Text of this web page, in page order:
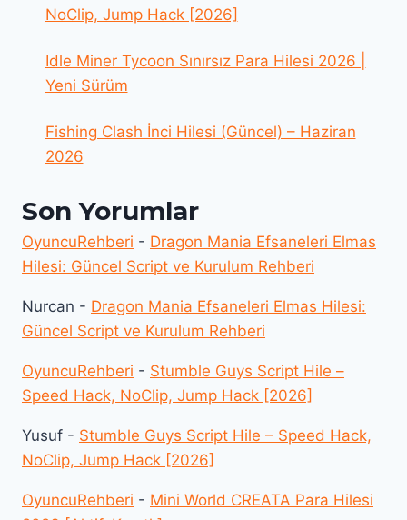
NoClip, Jump Hack [2026]
Idle Miner Tycoon Sınırsız Para Hilesi 2026 |
Yeni Sürüm
Fishing Clash İnci Hilesi (Güncel) – Haziran
2026
Son Yorumlar
OyuncuRehberi - Dragon Mania Efsaneleri Elmas
Hilesi: Güncel Script ve Kurulum Rehberi
Nurcan - Dragon Mania Efsaneleri Elmas Hilesi:
Güncel Script ve Kurulum Rehberi
OyuncuRehberi - Stumble Guys Script Hile –
Speed Hack, NoClip, Jump Hack [2026]
Yusuf - Stumble Guys Script Hile – Speed Hack,
NoClip, Jump Hack [2026]
OyuncuRehberi - Mini World CREATA Para Hilesi